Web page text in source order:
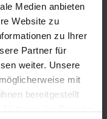
Medien anbieten
Website zu
zu Ihrer
Partner für
weiter. Unsere
mit
bereitgestellt
Transparenz,